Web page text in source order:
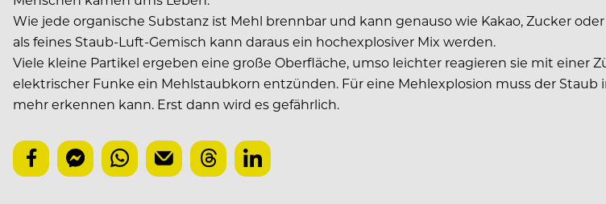
Wie jede organische Substanz ist Mehl brennbar und kann genauso wie Kakao, Zucker
als feines Staub-Luft-Gemisch kann daraus ein hochexplosiver Mix werden.
Viele kleine Partikel ergeben eine große Oberfläche, umso leichter reagieren sie mit einer
elektrischer Funke ein Mehlstaubkorn entzünden. Für eine Mehlexplosion muss der
mehr erkennen kann. Erst dann wird es gefährlich.